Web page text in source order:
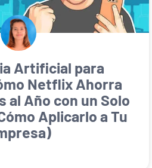
Artificial para
Netflix Ahorra
al Año con un Solo
Aplicarlo a Tu